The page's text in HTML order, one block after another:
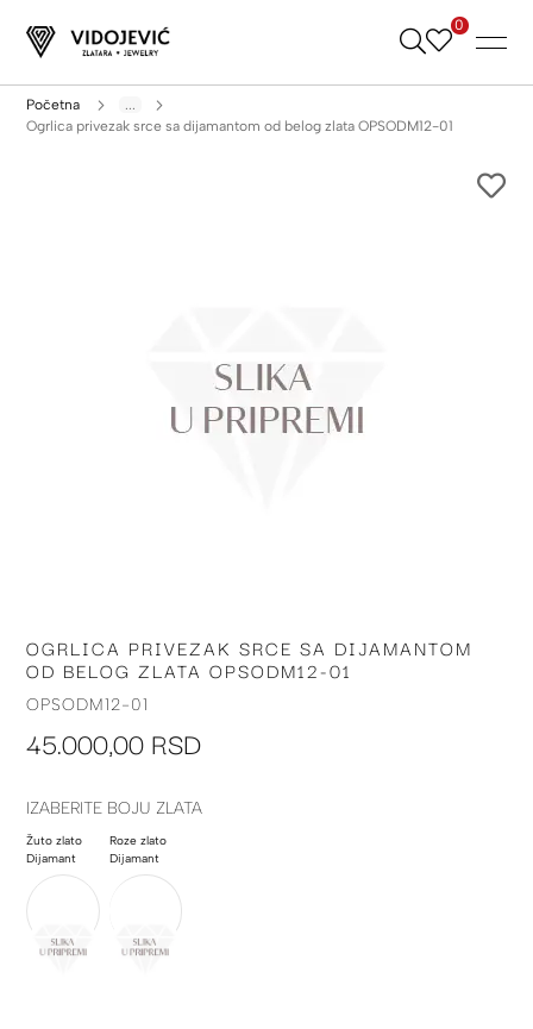
Skip
0
Početna
...
Ogrlica privezak srce sa dijamantom od belog zlata OPSODM12-01
Skip
to
the
of
gallery
OGRLICA PRIVEZAK SRCE SA DIJAMANTOM
OD BELOG ZLATA OPSODM12-01
OPSODM12-01
45.000,00 RSD
IZABERITE BOJU ZLATA
Žuto zlato
Dijamant
Roze zlato
Dijamant